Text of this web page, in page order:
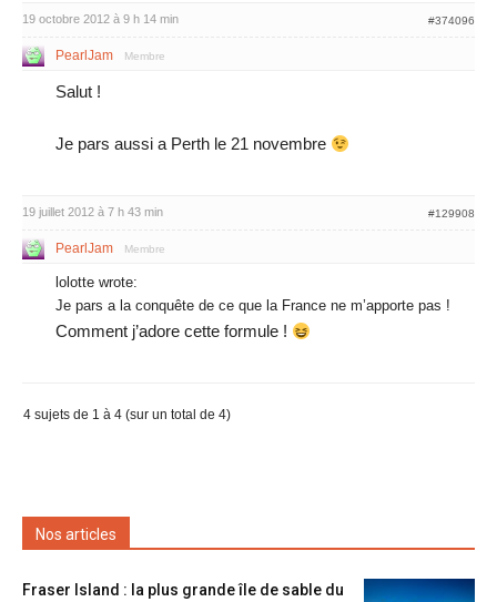
19 octobre 2012 à 9 h 14 min #374096
PearlJam Membre
Salut !
Je pars aussi a Perth le 21 novembre
19 juillet 2012 à 7 h 43 min #129908
PearlJam Membre
lolotte wrote:
Je pars a la conquête de ce que la France ne m’apporte pas !
Comment j’adore cette formule !
4 sujets de 1 à 4 (sur un total de 4)
Nos articles
Fraser Island : la plus grande île de sable du